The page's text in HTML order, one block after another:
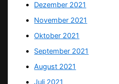
Dezember 2021
November 2021
Oktober 2021
September 2021
August 2021
Juli 2021